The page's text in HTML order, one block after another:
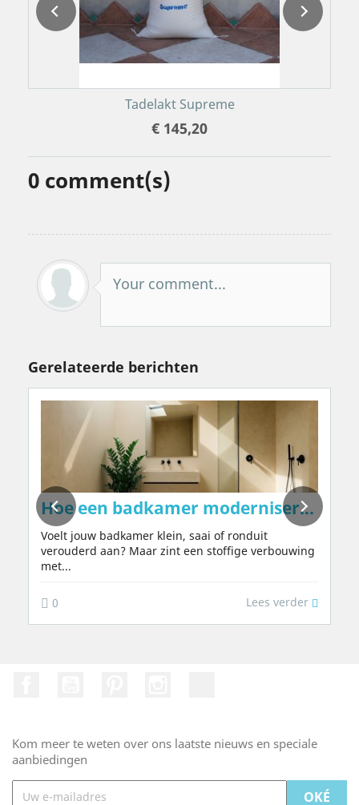
Tadelakt Supreme
€ 145,20
0 comment(s)
Your comment...
Gerelateerde berichten
– natuurlijk, zonder chemicaliën of
Hoe een badkamer moderniseren in
Voelt jouw badkamer klein, saai of ronduit
verouderd aan? Maar zint een stoffige verbouwing
met...
0 Lees verder
Kom meer te weten over ons laatste nieuws en speciale
aanbiedingen